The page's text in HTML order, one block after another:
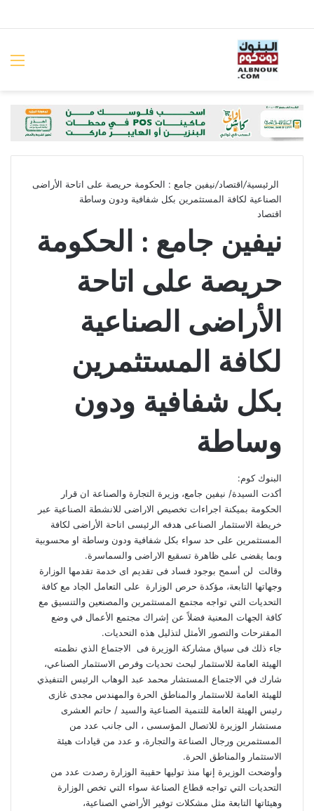
بحث عن
الرئيسية/اقتصاد/نيفين جامع : الحكومة حريصة على اتاحة الأراضى
الصناعية لكافة المستثمرين بكل شفافية ودون وساطة
اقتصاد
نيفين جامع : الحكومة
حريصة على اتاحة
الأراضى الصناعية
لكافة المستثمرين
بكل شفافية ودون
وساطة
البنوك كوم:
أكدت السيدة/ نيفين جامع، وزيرة التجارة والصناعة ان قرار
الحكومة بميكنة اجراءات تخصيص الاراضى للانشطة الصناعية عبر
خريطة الاستثمار الصناعى هدفه الرئيسى اتاحة الأراضى لكافة
المستثمرين على حد سواء بكل شفافية ودون وساطة او محسوبية
وبما يقضى على ظاهرة تسقيع الاراضى والسماسرة.
وقالت لن أسمح بوجود فساد فى تقديم اى خدمة تقدمها الوزارة
وجهاتها التابعة، مؤكدة حرص الوزارة على التعامل الجاد مع كافة
التحديات التي تواجه مجتمع المستثمرين والمصنعين والتنسيق مع
كافة الجهات المعنية فضلاً عن إشراك مجتمع الأعمال في وضع
المقترحات والتصور الأمثل لتذليل هذه التحديات.
جاء ذلك فى سياق مشاركة الوزيرة فى الاجتماع الذي نظمته
الهيئة العامة للاستثمار لبحث تحديات وفرص الاستثمار الصناعي،
شارك في الاجتماع المستشار محمد عبد الوهاب الرئيس التنفيذي
للهيئة العامة للاستثمار والمناطق الحرة والمهندس مجدى غازى
رئيس الهيئة العامة للتنمية الصناعية والسيد / حاتم العشرى
مستشار الوزيرة للاتصال المؤسسى ، الى جانب عدد من
المستثمرين ورجال الصناعة والتجارة، و عدد من قيادات هيئة
الاستثمار والمناطق الحرة.
وأوضحت الوزيرة إنها منذ توليها حقيبة الوزارة رصدت عدد من
التحديات التي تواجه قطاع الصناعة سواء التي تخص الوزارة
وهيئاتها التابعة مثل مشكلات توفير الأراضي الصناعية،